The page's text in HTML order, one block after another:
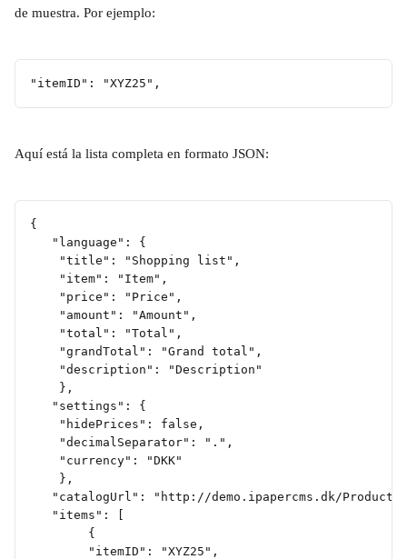
de muestra. Por ejemplo:
"itemID": "XYZ25",
Aquí está la lista completa en formato JSON:
{
   "language": {
	"title": "Shopping list",
	"item": "Item",
	"price": "Price",
	"amount": "Amount",
	"total": "Total",
	"grandTotal": "Grand total",
	"description": "Description"
	},
   "settings": {
	"hidePrices": false,
	"decimalSeparator": ".",
	"currency": "DKK"
	},
"catalogUrl": "http://demo.ipapercms.dk/
   "items": [
		{
		"itemID": "XYZ25",